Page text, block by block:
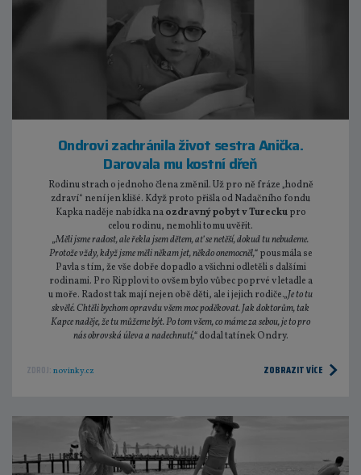
Ondrovi zachránila život sestra Anička.
Darovala mu kostní dřeň
Rodinu strach o jednoho člena změnil. Už pro ně fráze „hodně
zdraví“ není jen klišé. Když proto přišla od Nadačního fondu
Kapka naděje nabídka naozdravný pobyt v Tureckupro
celou rodinu, nemohli tomu uvěřit.
„Měli jsme radost, ale řekla jsem dětem, ať se netěší, dokud tu nebudeme.
Protože vždy, když jsme měli někam jet, někdo onemocněl,“pousmála se
Pavla s tím, že vše dobře dopadlo a všichni odletěli s dalšími
rodinami. Pro Ripplovi to ovšem bylo vůbec poprvé v letadle a
u moře. Radost tak mají nejen obě děti, ale i jejich rodiče.„Je to tu
skvělé. Chtěli bychom opravdu všem moc poděkovat. Jak doktorům, tak
Kapce naděje, že tu můžeme být. Po tom všem, co máme za sebou, je to pro
nás obrovská úleva a nadechnutí,“dodal tatínek Ondry.
ZDROJ: novinky.cz ZOBRAZIT VÍCE